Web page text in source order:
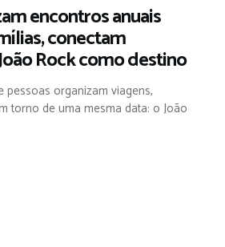
encontros anuais
conectam
Rock como destino
organizam viagens,
torno de uma mesma data: o João